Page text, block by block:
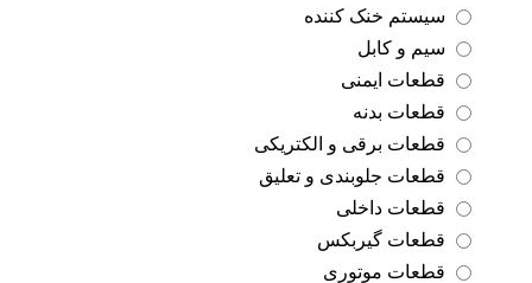
سیستم خنک کننده
سیم و کابل
قطعات ایمنی
قطعات بدنه
قطعات برقی و الکتریکی
قطعات جلوبندی و تعلیق
قطعات داخلی
قطعات گیربکس
قطعات موتوری